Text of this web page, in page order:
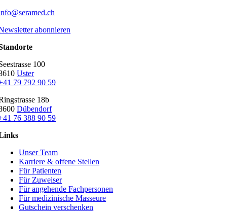
abonnieren
100
Uster
79 792 90 59
18b
Dübendorf
76 388 90 59
Unser Team
Karriere & offene Stellen
Für Patienten
Für Zuweiser
Für angehende Fachpersonen
Für medizinische Masseure
Gutschein verschenken